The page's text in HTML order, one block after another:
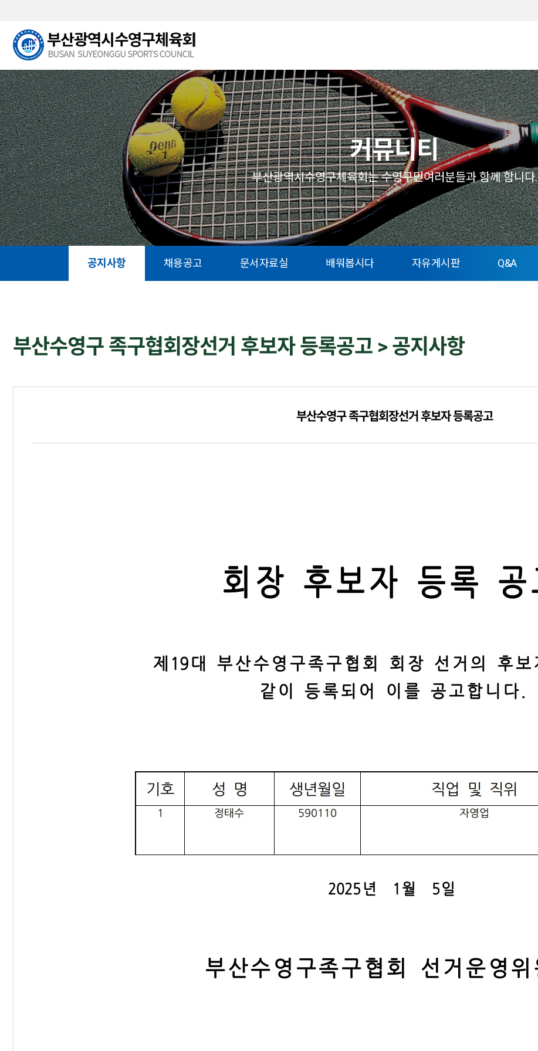
커뮤니티
부산광역시수영구체육회는 수영구민여러분들과 함께 함니다.
공지사항 채용공고 문서자료실 배워봅시다 자유게시판 Q&A
부산수영구 족구협회장선거 후보자 등록공고 > 공지사항
부산수영구 족구협회장선거 후보자 등록공고